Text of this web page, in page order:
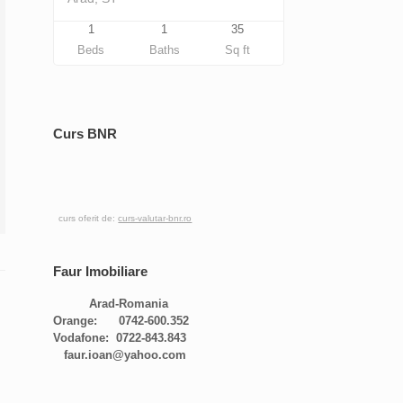
1
Beds
1
Baths
35
Sq ft
Curs BNR
curs oferit de:curs-valutar-bnr.ro
Faur Imobiliare
Arad-Romania
Orange: 0742-600.352
Vodafone: 0722-843.843
faur.ioan@yahoo.com